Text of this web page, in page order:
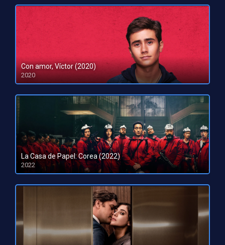
Con amor, Víctor (2020)
2020
La Casa de Papel: Corea (2022)
2022